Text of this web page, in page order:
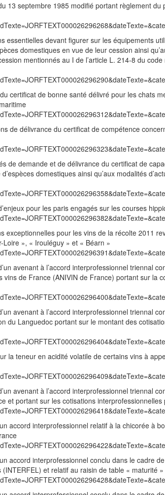
13 septembre 1985 modifié portant règlement du
essentielles devant figurer sur les équipements
domestiques en vue de leur cession ainsi
mentionnés au I de l’article L. 214-8 du
certificat de bonne santé délivré pour les chats
de délivrance du certificat de compétence
de demande et de délivrance du certificat de
domestiques ainsi qu’aux modalités
pour les paris engagés sur les courses
exceptionnelles pour les vins de la récolte 2011
Loire », « Irouléguy » et « Béarn »
avenant à l’accord interprofessionnel triennal
vins de France (ANIVIN de France) portant sur la
avenant à l’accord interprofessionnel triennal
du Languedoc portant sur le montant des
la teneur en acidité volatile de certains vins à
avenant à l’accord interprofessionnel triennal
et portant sur les cotisations interprofessionnelles
accord interprofessionnel relatif à la chicorée à
accord interprofessionnel conclu dans le cadre de
et relatif au raisin de table « maturité »